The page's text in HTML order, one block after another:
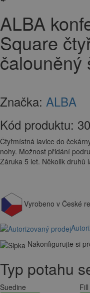
ALBA
Square
čalouněný
Značka: ALBA
Kód produktu:
Čtyřmístná lavice do
nohy. Možnost přidání
Záruka 5 let. Několik druhů
Vyrobeno v České
Nakonfigurujte si
Typ potahu
Suedine Fill